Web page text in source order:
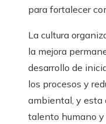
para fortalecer
La cultura
la mejora
desarrollo de
los procesos y
ambiental, y esta
talento humano